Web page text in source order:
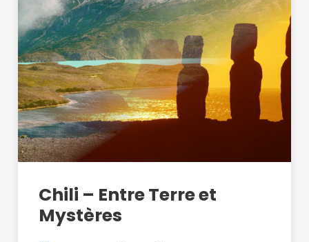
Chili – Entre Terre et
Mystères